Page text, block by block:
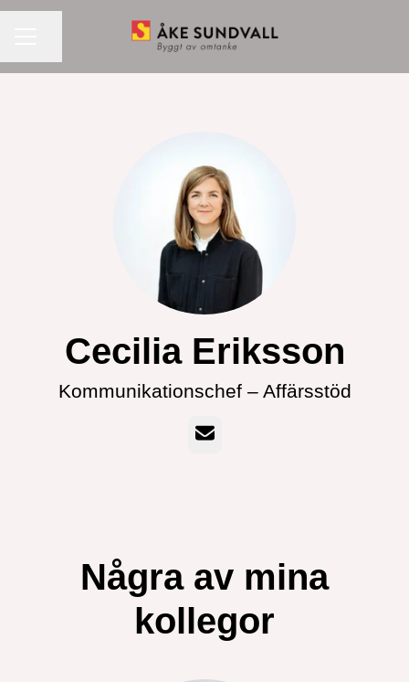
Cecilia Eriksson
Kommunikationschef – Affärsstöd
E-post
Några av mina
kollegor